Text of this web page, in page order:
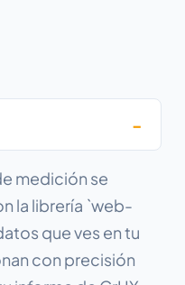
medición se
la librería `web-
que ves en tu
con precisión